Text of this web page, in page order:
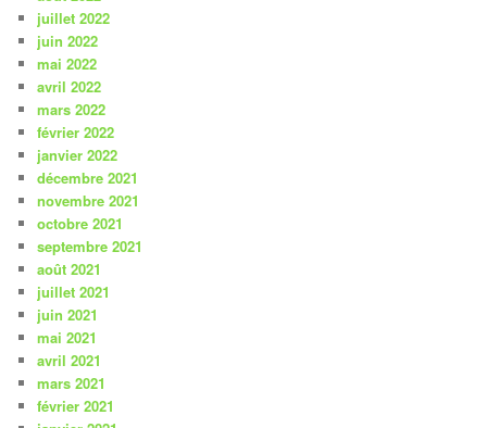
juillet 2022
juin 2022
mai 2022
avril 2022
mars 2022
février 2022
janvier 2022
décembre 2021
novembre 2021
octobre 2021
septembre 2021
août 2021
juillet 2021
juin 2021
mai 2021
avril 2021
mars 2021
février 2021